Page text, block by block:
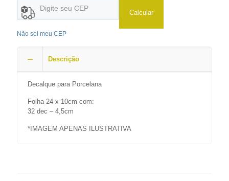
Calcular
Não sei meu CEP
Descrição
Decalque para Porcelana
Folha 24 x 10cm com:
32 dec – 4,5cm
*IMAGEM APENAS ILUSTRATIVA